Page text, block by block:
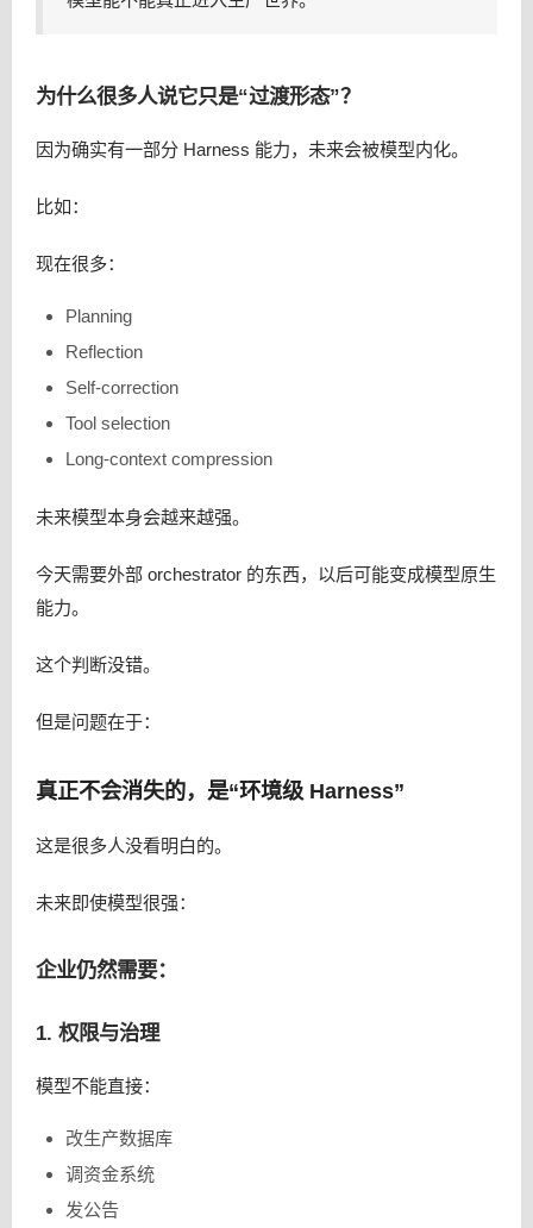
为什么很多人说它只是“过渡形态”？
因为确实有一部分 Harness 能力，未来会被模型内化。
比如：
现在很多：
Planning
Reflection
Self-correction
Tool selection
Long-context compression
未来模型本身会越来越强。
今天需要外部 orchestrator 的东西，以后可能变成模型原生
能力。
这个判断没错。
但是问题在于：
真正不会消失的，是“环境级 Harness”
这是很多人没看明白的。
未来即使模型很强：
企业仍然需要：
1. 权限与治理
模型不能直接：
改生产数据库
调资金系统
发公告